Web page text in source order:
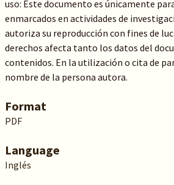
uso: Este documento es únicamente
enmarcados en actividades de
autoriza su reproducción con fines de
derechos afecta tanto los datos del
contenidos. En la utilización o cita de
nombre de la persona autora.
Format
PDF
Language
Inglés